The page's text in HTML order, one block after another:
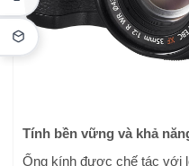
Tính bền vững và khả
Ống kính được chế tác với